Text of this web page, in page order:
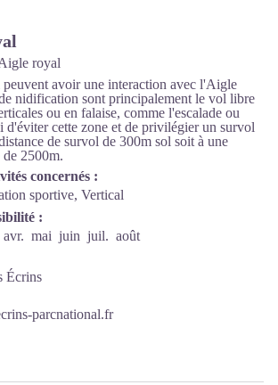
royal
peuvent avoir une interaction avec l'Aigle
nidification sont principalement le vol libre
ou en falaise, comme l'escalade ou
d'éviter cette zone et de privilégier un survol
de survol de 300m sol soit à une
2500m.
concernés :
sportive, Vertical
:
avr. mai juin juil. août
Écrins
parcnational.fr